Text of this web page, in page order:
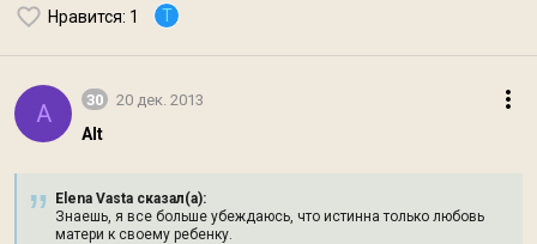
Нравится: 1 T
A 30 20 дек. 2013
Alt
Elena Vasta сказал(а):
Знаешь, я все больше убеждаюсь, что истинна только любовь
матери к своему ребенку.